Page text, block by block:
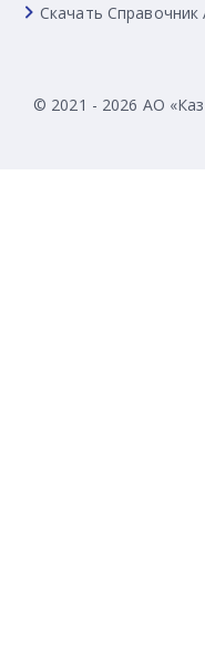
Скачать
© 2021 - 2026 АО